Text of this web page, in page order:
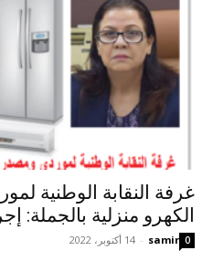
غرفة النقابة الوطنية
الكهرو منزلية بالجملة:
samir
- 14 أكتوبر، 2022 0